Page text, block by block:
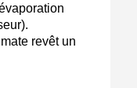
revêt un